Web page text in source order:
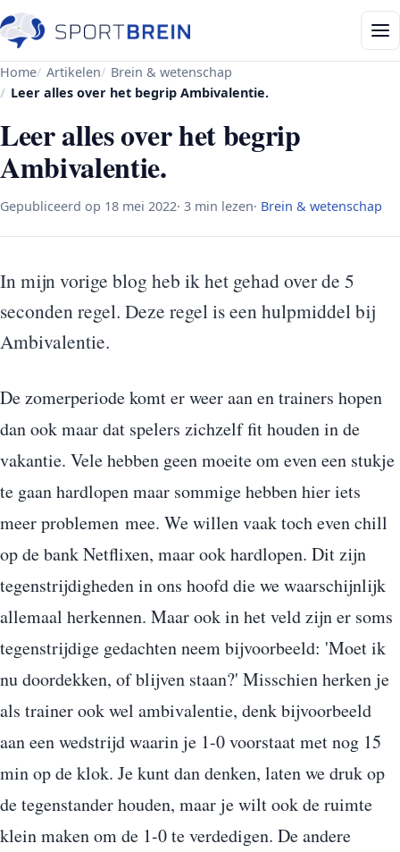
Home Artikelen
Brein & wetenschap
Leer alles over het begrip Ambivalentie.
Leer alles over het begrip
Ambivalentie.
Gepubliceerd op 18 mei 2022· 3 min lezen· Brein & wetenschap
In mijn vorige blog heb ik het gehad over de 5
seconden regel. Deze regel is een hulpmiddel bij
Ambivalentie.
De zomerperiode komt er weer aan en trainers hopen
dan ook maar dat spelers zichzelf fit houden in de
vakantie. Vele hebben geen moeite om even een stukje
te gaan hardlopen maar sommige hebben hier iets
meer problemen mee. We willen vaak toch even chill
op de bank Netflixen, maar ook hardlopen. Dit zijn
tegenstrijdigheden in ons hoofd die we waarschijnlijk
allemaal herkennen. Maar ook in het veld zijn er soms
tegenstrijdige gedachten neem bijvoorbeeld: 'Moet ik
nu doordekken, of blijven staan?' Misschien herken je
als trainer ook wel ambivalentie, denk bijvoorbeeld
aan een wedstrijd waarin je 1-0 voorstaat met nog 15
min op de klok. Je kunt dan denken, laten we druk op
de tegenstander houden, maar je wilt ook de ruimte
klein maken om de 1-0 te verdedigen. De andere